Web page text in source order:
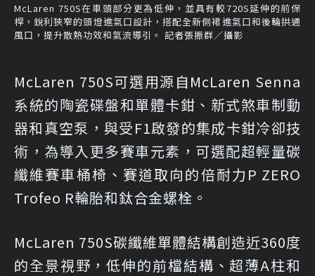
McLaren 750S在車頭部分更為低伸，並具有較720S延伸的前保
桿，銳利狹窄的頭燈進氣口設計，搭配全新側裙進氣口和後輪拱通
風口，提升散熱功效和氣流導引。 記者張振群／攝影
McLaren 750S可選用源自McLaren Senna
系統的陶瓷碟盤和單體卡鉗、新式煞車制動
器和真空泵，與受F1啟發的集成卡鉗冷卻技
術，為導入更多賽車元素，可選配超輕量碳
纖維賽車桶椅、賽道取向的倍耐力P ZERO
Trofeo R輪胎和鈦合金螺栓。
McLaren 750S碳纖維單體結構創造近360度
的全景視野，低伸的前檔結構、超薄A柱和